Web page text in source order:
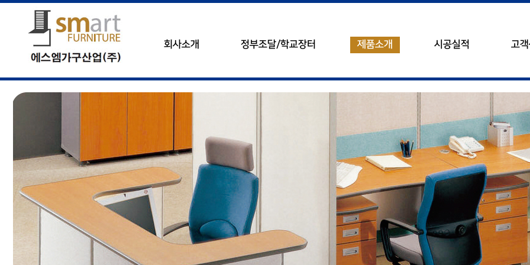
회사소개 정부조달/학교장터 제품소개 시공실적 고